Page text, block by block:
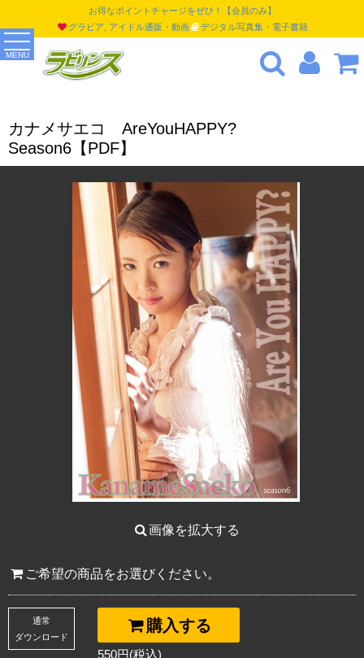
MENU
お得なポイントチャージをぜひ！【会員のみ】
グラビア, アイドル通販・動画
デジタル写真集・電子書籍
カナメサエコ AreYouHAPPY?
Season6【PDF】
画像を拡大する
ご希望の商品をお選びください。
購入する
通常
ダウンロード
550円(税込)